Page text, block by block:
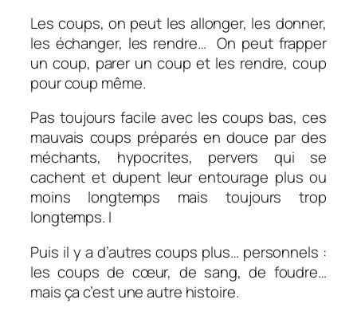
Les coups, on peut les allonger, les donner,
les échanger, les rendre… On peut frapper
un coup, parer un coup et les rendre, coup
pour coup même.
Pas toujours facile avec les coups bas, ces
mauvais coups préparés en douce par des
méchants, hypocrites, pervers qui se
cachent et dupent leur entourage plus ou
moins longtemps mais toujours trop
longtemps. I
Puis il y a d’autres coups plus… personnels :
les coups de cœur, de sang, de foudre…
mais ça c’est une autre histoire.